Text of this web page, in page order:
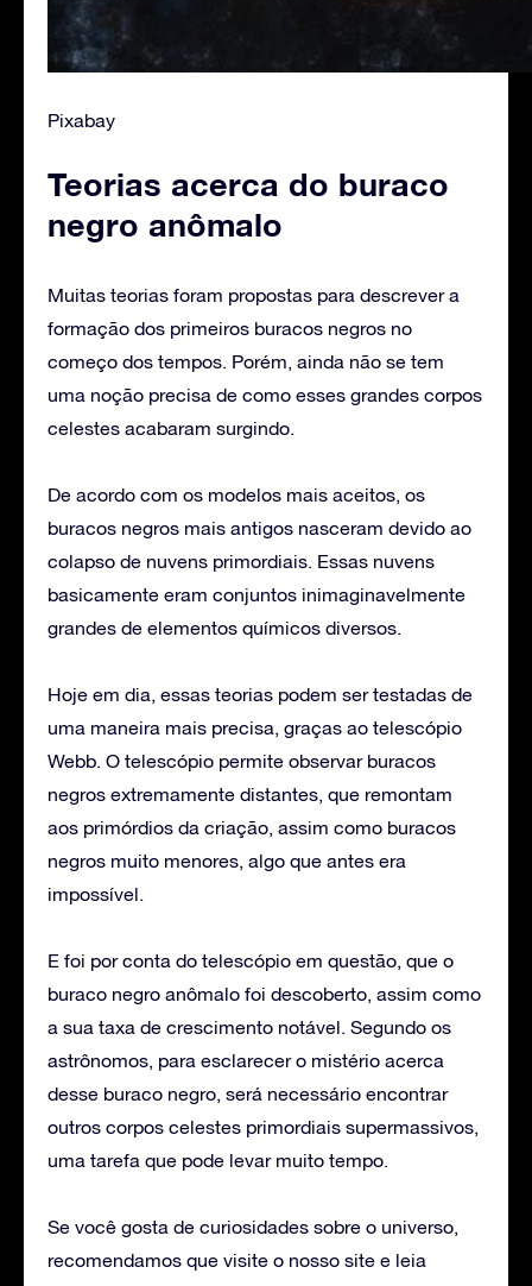
Pixabay
Teorias acerca do buraco
negro anômalo
Muitas teorias foram propostas para descrever a
formação dos primeiros buracos negros no
começo dos tempos. Porém, ainda não se tem
uma noção precisa de como esses grandes corpos
celestes acabaram surgindo.
De acordo com os modelos mais aceitos, os
buracos negros mais antigos nasceram devido ao
colapso de nuvens primordiais. Essas nuvens
basicamente eram conjuntos inimaginavelmente
grandes de elementos químicos diversos.
Hoje em dia, essas teorias podem ser testadas de
uma maneira mais precisa, graças ao telescópio
Webb. O telescópio permite observar buracos
negros extremamente distantes, que remontam
aos primórdios da criação, assim como buracos
negros muito menores, algo que antes era
impossível.
E foi por conta do telescópio em questão, que o
buraco negro anômalo foi descoberto, assim como
a sua taxa de crescimento notável. Segundo os
astrônomos, para esclarecer o mistério acerca
desse buraco negro, será necessário encontrar
outros corpos celestes primordiais supermassivos,
uma tarefa que pode levar muito tempo.
Se você gosta de curiosidades sobre o universo,
recomendamos que visite o nosso site e leia